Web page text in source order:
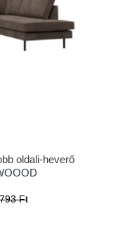
oldali-heverő
Ft